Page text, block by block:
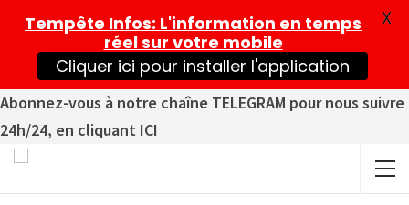
Abonnez-vous à notre chaîne TELEGRAM pour nous suivre
24h/24, en cliquant ICI
Tempête Infos: L'information en temps
réel sur votre mobile
Cliquer ici pour installer l'application
X